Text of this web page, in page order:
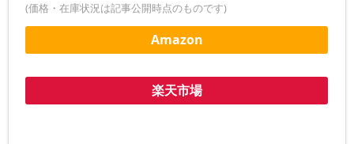
(価格・在庫状況は記事公開時点のものです)
Amazon
楽天市場